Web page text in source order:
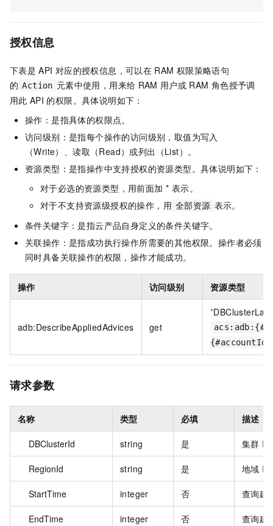
授权信息
下表是 API 对应的授权信息，可以在 RAM 权限策略语句
的 Action 元素中使用，用来给 RAM 用户或 RAM 角色授予调
用此 API 的权限。具体说明如下：
操作：是指具体的权限点。
访问级别：是指每个操作的访问级别，取值为写入
（Write）、读取（Read）或列出（List）。
资源类型：是指操作中支持授权的资源类型。具体说明如下：
对于必选的资源类型，用前面加 * 表示。
对于不支持资源级授权的操作，用 全部资源 表示。
条件关键字：是指云产品自身定义的条件关键字。
关联操作：是指成功执行操作所需要的其他权限。操作者必须
同时具备关联操作的权限，操作才能成功。
操作 访问级别 资源类型
adb:DescribeAppliedAdvices get
*
请求参数
名称 类型 必填 描述
DBClusterId string 是 集群
RegionId string 是 地域
StartTime integer 否 查询建
EndTime integer 否 查询建